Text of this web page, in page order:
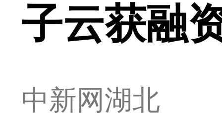
子云获融
中新网湖北